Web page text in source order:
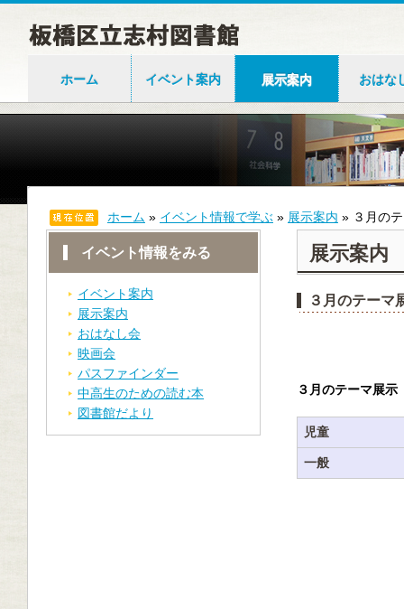
ホーム イベント案内 展示案内 おはな
ホーム » イベント情報で学ぶ » 展示案内 » ３月の
イベント情報をみる
イベント案内
展示案内
おはなし会
映画会
パスファインダー
中高生のための読む本
図書館だより
展示案内
３月のテーマ
３月のテーマ展示
児童
一般